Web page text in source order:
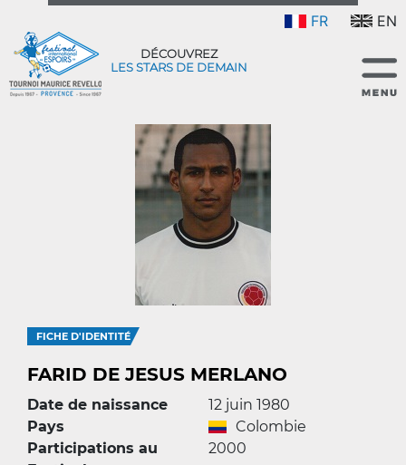
FR EN
DÉCOUVREZ
LES STARS DE DEMAIN
FICHE D'IDENTITÉ
FARID DE JESUS MERLANO
Date de naissance
12 juin 1980
Pays
Colombie
Participations au
2000